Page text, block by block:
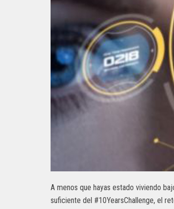
A menos que hayas estado viviendo
suficiente del #10YearsChallenge, el